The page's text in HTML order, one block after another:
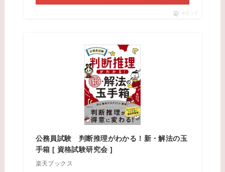
ポチップ
公務員試験 判断推理がわかる！新・解法の玉
手箱 [ 資格試験研究会 ]
楽天ブックス